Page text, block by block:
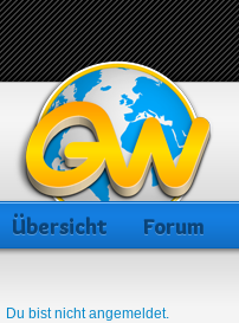
Übersicht Forum
Du bist nicht angemeldet.